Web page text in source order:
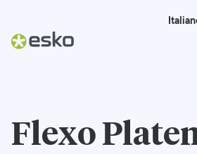
Flexo